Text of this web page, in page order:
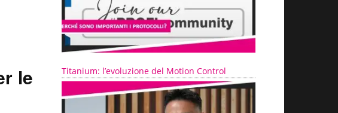
le
Titanium: l’evoluzione del Motion Control